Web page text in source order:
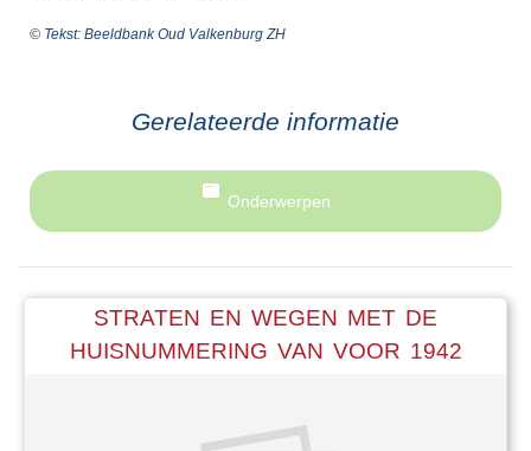
© Tekst: Beeldbank Oud Valkenburg ZH
Gerelateerde informatie
Onderwerpen
STRATEN EN WEGEN MET DE
HUISNUMMERING VAN VOOR 1942